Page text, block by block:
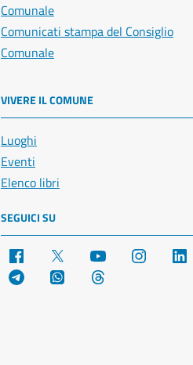
Comunale
Comunicati stampa del Consiglio
Comunale
VIVERE IL COMUNE
Luoghi
Eventi
Elenco libri
SEGUICI SU
Facebook YouTube Instagram
Telegram WhatsApp